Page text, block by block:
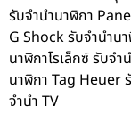
รับจำนำนาฬิกา
G Shock รับจำนำน
นาฬิกาโรเล็กซ์ รับจ
นาฬิกา Tag Heuer
จำนำ TV